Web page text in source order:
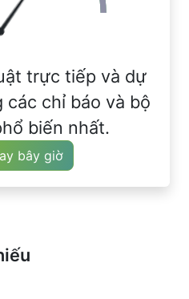
trực tiếp và dự
các chỉ báo và bộ
biến nhất.
bây giờ